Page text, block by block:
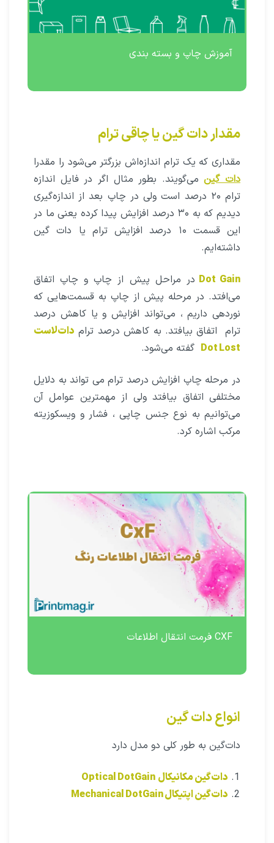
آموزش چاپ و بسته بندی
مقدار دات گین یا چاقی ترام
مقداری که یک ترام اندازه‌اش بزرگتر می‌شود را مقدرا
دات ‌گینمی‌گویند. بطور مثال اگر در فایل اندازه
ترام ۲۰ درصد است ولی در چاپ بعد از اندازه‌گیری
دیدیم که به ۳۰ درصد افزایش پیدا کرده یعنی ما در
این قسمت ۱۰ درصد افزایش ترام یا دات ‌گین
داشته‌ایم.
Dot Gain در مراحل پیش از چاپ و چاپ اتفاق
می‌افتد. در مرحله پیش از چاپ به قسمت‌هایی که
نوردهی داریم ، می‌تواند افزایش و یا کاهش درصد
ترام اتفاق بیافتد. به کاهش درصد ترام دات‌لاست
Dot Lost گفته می‌شود.
در مرحله چاپ افزایش درصد ترام می تواند به دلایل
مختلفی اتفاق بیافتد ولی از مهمترین عوامل آن
می‌توانیم به نوع جنس چاپی ، فشار و ویسکوزیته
مرکب اشاره کرد.
CXF فرمت انتقال اطلاعات
انواع دات ‌گین
دات‌گین به طور کلی دو مدل دارد
دات‌گین مکانیکال Optical DotGain
دات‌گین اپتیکال Mechanical DotGain